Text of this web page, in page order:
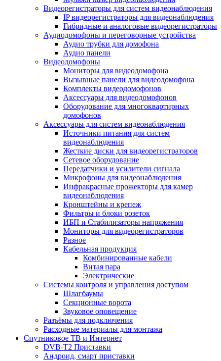
Видеорегистраторы для систем видеонаблюдения
IP видеорегистраторы для видеонаблюдения
Гибридные и аналоговые видеорегистраторы
Аудиодомофоны и переговорные устройства
Аудио трубки для домофона
Аудио панели
Видеодомофоны
Мониторы для видеодомофона
Вызывные панели для видеодомофона
Комплекты видеодомофонов
Аксессуары для видеодомофонов
Оборудование для многоквартирных
домофонов
Аксессуары для систем видеонаблюдения
Источники питания для систем
видеонаблюдения
Жесткие диски для видеорегистраторов
Сетевое оборудование
Передатчики и усилители сигнала
Микрофоны для видеонаблюдения
Инфракрасные прожекторы для камер
видеонаблюдения
Кронштейны и крепеж
Фильтры и блоки розеток
ИБП и Стабилизаторы напряжения
Мониторы для видеорегистраторов
Разное
Кабельная продукция
Комбинированные кабели
Витая пара
Электрические
Системы контроля и управления доступом
Шлагбаумы
Секционные ворота
Звуковое оповещение
Разъёмы для подключения
Расходные материалы для монтажа
Спутниковое ТВ и Интернет
DVB-Т2 Приставки
Андроид, смарт приставки